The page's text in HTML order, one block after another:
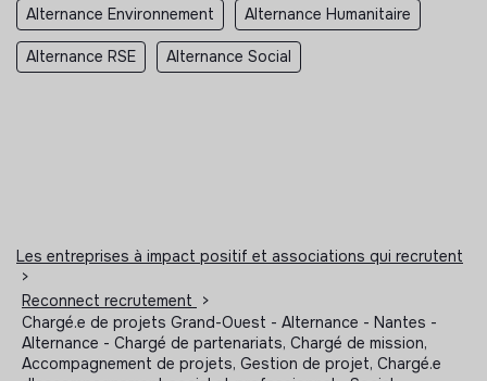
Alternance Environnement Alternance Humanitaire
Alternance RSE Alternance Social
Les entreprises à impact positif et associations qui recrutent
>
Reconnect recrutement
>
Chargé.e de projets Grand-Ouest - Alternance - Nantes -
Alternance - Chargé de partenariats, Chargé de mission,
Accompagnement de projets, Gestion de projet, Chargé.e